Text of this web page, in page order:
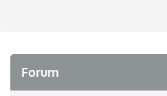
Forum